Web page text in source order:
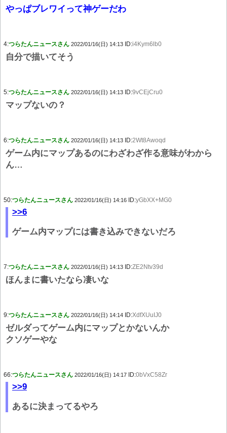
やっぱブレワイって神ゲーだわ
4:つらたんニュースさん 2022/01/16(日) 14:13 ID:i4Kym6lb0
自分で描いてそう
5:つらたんニュースさん 2022/01/16(日) 14:13 ID:9vCEjCru0
マップないの？
6:つらたんニュースさん 2022/01/16(日) 14:13 ID:2Wt8Awoqd
ゲーム内にマップあるのにわざわざ作る意味がわから
ん…
50:つらたんニュースさん 2022/01/16(日) 14:16 ID:yGbXX+MG0
>>6
ゲーム内マップには書き込みできないだろ
7:つらたんニュースさん 2022/01/16(日) 14:13 ID:ZE2Ntv39d
ほんまに書いたなら凄いな
9:つらたんニュースさん 2022/01/16(日) 14:14 ID:XdfXUuIJ0
ゼルダってゲーム内にマップとかないんか
クソゲーやな
66:つらたんニュースさん 2022/01/16(日) 14:17 ID:0bVxC58Zr
>>9
あるに決まってるやろ